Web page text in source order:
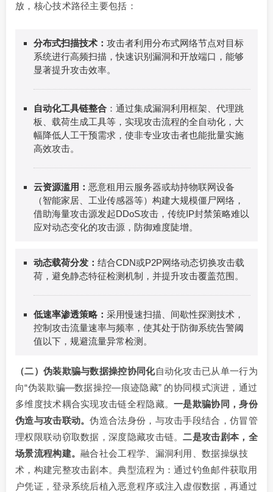
放，核心技术路径主要包括：
分布式扫描技术： 攻击者利用分布式网络节点对目标
系统进行高频扫描，快速识别漏洞和开放端口，能够
显著提升攻击效率。
自动化工具链整合 ：通过集成漏洞利用框架、代理跳
板、载荷生成工具等，实现攻击流程的全自动化，大
幅降低人工干预需求，使非专业攻击者也能批量实施
高效攻击。
云资源滥用： 恶意租用云服务器或劫持物联网设备
（智能家居、工业传感器等）构建大规模僵尸网络，
借助海量攻击源发起DDoS攻击，传统IP封禁策略难以
应对动态变化的攻击源，防御难度陡增。
动态载荷分发： 结合CDN或P2P网络动态切换攻击载
荷，避免静态特征检测机制，并提升攻击覆盖范围。
低速率渗透策略： 采用慢速扫描、间歇性探测技术，
控制攻击流量速率与频率，使其处于防御系统告警阈
值以下，规避流量异常检测。
（二）伪装欺骗与数据操控协同化自动化攻击已从单一行为
向“伪装欺骗—数据操控—痕迹隐藏” 的协同模式演进，通过
多维度技术耦合实现攻击链全程隐藏。一是欺骗协同，身份
伪造与攻击联动。伪造合法身份，与攻击手段结合，仿冒管
理权限联动窃取数据，深度隐藏攻击链。二是攻击剧本，全
场景流程构建。融合社会工程学、漏洞利用、数据操纵技
术，构建完整攻击剧本。典型流程为：通过钓鱼邮件获取用
户凭证，登录系统后植入恶意程序或注入虚假数据，再通过